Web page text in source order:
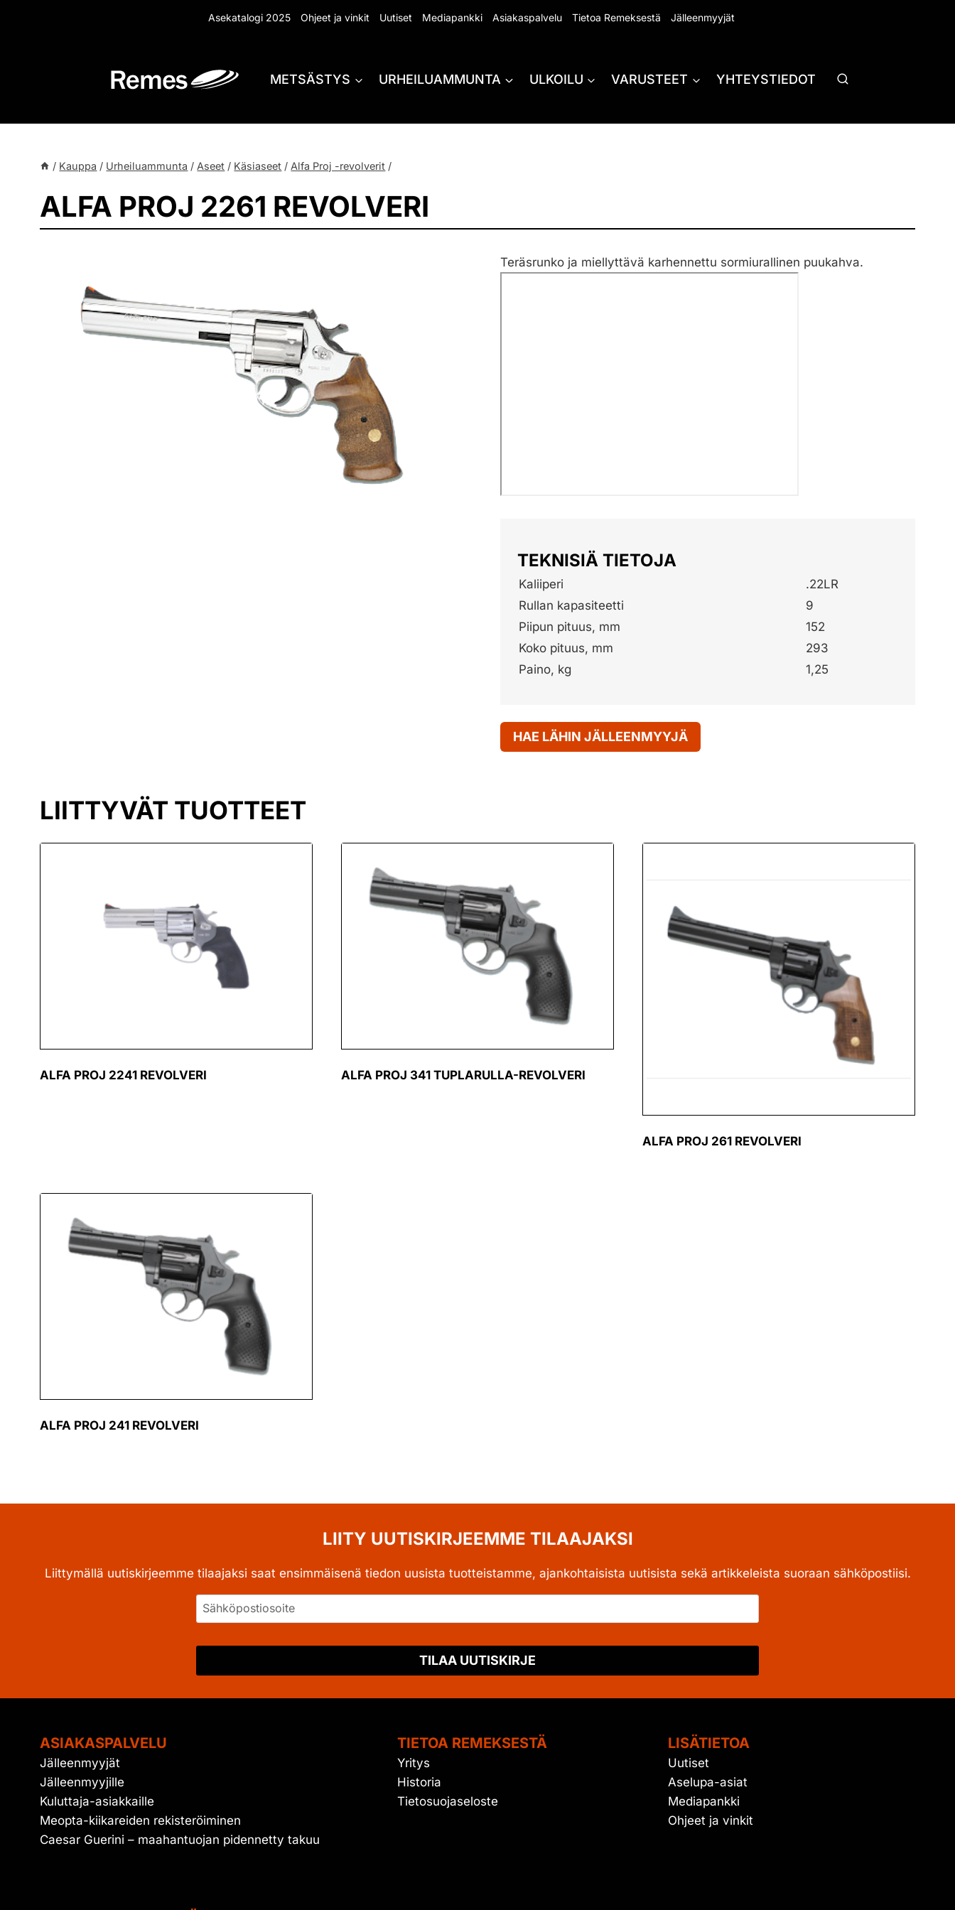
Asekatalogi 2025 Ohjeet ja vinkit Uutiset Mediapankki Asiakaspalvelu Tietoa Remeksestä Jälleenmyyjät
METSÄSTYS URHEILUAMMUNTA ULKOILU VARUSTEET YHTEYSTIEDOT
/ Kauppa / Urheiluammunta / Aseet / Käsiaseet / Alfa Proj -revolverit /
ALFA PROJ 2261 REVOLVERI
Teräsrunko ja miellyttävä karhennettu sormiurallinen puukahva.
TEKNISIÄ TIETOJA
Kaliiperi
.22LR
Rullan kapasiteetti
9
Piipun pituus, mm
152
Koko pituus, mm
293
Paino, kg
1,25
HAE LÄHIN JÄLLEENMYYJÄ
LIITTYVÄT TUOTTEET
ALFA PROJ 2241 REVOLVERI ALFA PROJ 341 TUPLARULLA-REVOLVERI
ALFA PROJ 261 REVOLVERI
ALFA PROJ 241 REVOLVERI
LIITY UUTISKIRJEEMME TILAAJAKSI
Liittymällä uutiskirjeemme tilaajaksi saat ensimmäisenä tiedon uusista tuotteistamme, ajankohtaisista uutisista sekä artikkeleista suoraan sähköpostiisi.
TILAA UUTISKIRJE
ASIAKASPALVELU
Jälleenmyyjät
Jälleenmyyjille
Kuluttaja-asiakkaille
Meopta-kiikareiden rekisteröiminen
Caesar Guerini – maahantuojan pidennetty takuu
TIETOA REMEKSESTÄ
Yritys
Historia
Tietosuojaseloste
LISÄTIETOA
Uutiset
Aselupa-asiat
Mediapankki
Ohjeet ja vinkit